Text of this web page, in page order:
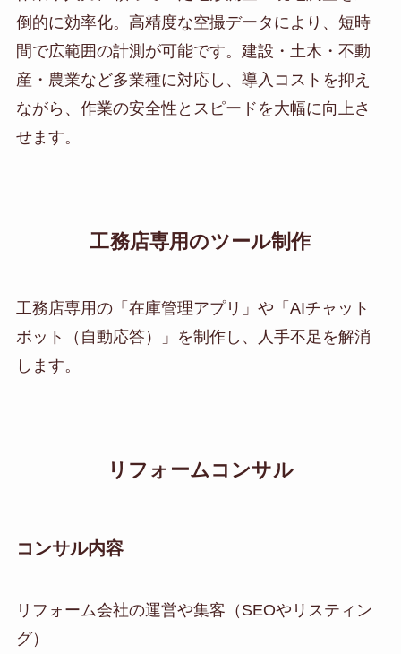
倒的に効率化。高精度な空撮データにより、短時
間で広範囲の計測が可能です。建設・土木・不動
産・農業など多業種に対応し、導入コストを抑え
ながら、作業の安全性とスピードを大幅に向上さ
せます。
工務店専用のツール制作
工務店専用の「在庫管理アプリ」や「AIチャット
ボット（自動応答）」を制作し、人手不足を解消
します。
リフォームコンサル
コンサル内容
リフォーム会社の運営や集客（SEOやリスティン
グ）